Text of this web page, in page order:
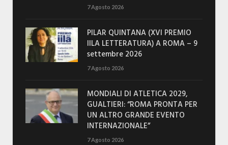
7 Agosto 2026
PILAR QUINTANA (XVI PREMIO
IILA LETTERATURA) A ROMA – 9
settembre 2026
7 Agosto 2026
MONDIALI DI ATLETICA 2029,
GUALTIERI: “ROMA PRONTA PER
UN ALTRO GRANDE EVENTO
INTERNAZIONALE”
7 Agosto 2026